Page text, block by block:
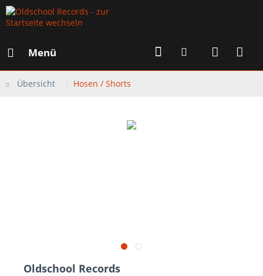
Menü
Übersicht Hosen / Shorts
Oldschool Records